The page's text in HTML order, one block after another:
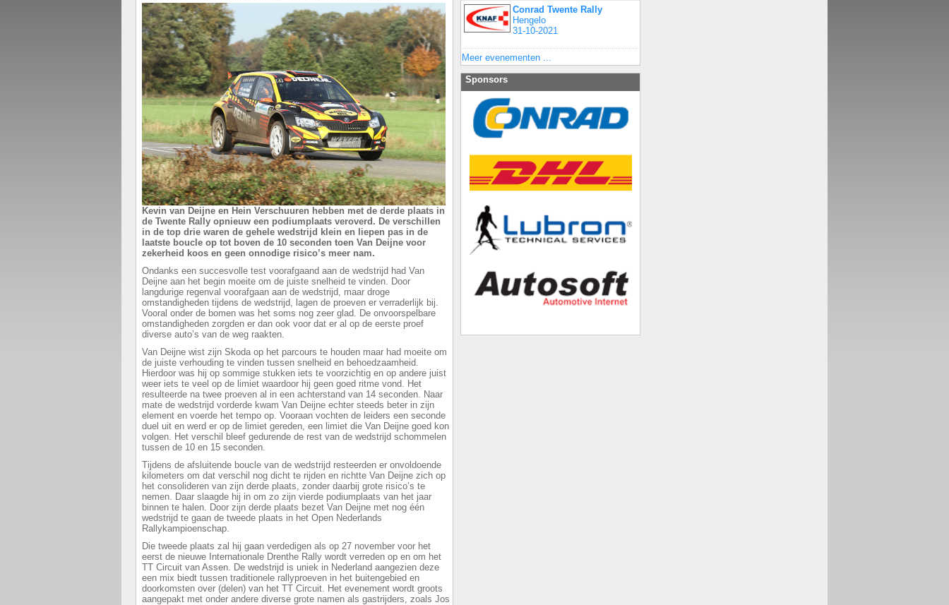
Kevin van Deijne en Hein Verschuuren hebben met de derde plaats in
de Twente Rally opnieuw een podiumplaats veroverd. De verschillen
in de top drie waren de gehele wedstrijd klein en liepen pas in de
laatste boucle op tot boven de 10 seconden toen Van Deijne voor
zekerheid koos en geen onnodige risico’s meer nam.
Ondanks een succesvolle test voorafgaand aan de wedstrijd had Van
Deijne aan het begin moeite om de juiste snelheid te vinden. Door
langdurige regenval voorafgaan aan de wedstrijd, maar droge
omstandigheden tijdens de wedstrijd, lagen de proeven er verraderlijk bij.
Vooral onder de bomen was het soms nog zeer glad. De onvoorspelbare
omstandigheden zorgden er dan ook voor dat er al op de eerste proef
diverse auto’s van de weg raakten.
Van Deijne wist zijn Skoda op het parcours te houden maar had moeite om
de juiste verhouding te vinden tussen snelheid en behoedzaamheid.
Hierdoor was hij op sommige stukken iets te voorzichtig en op andere juist
weer iets te veel op de limiet waardoor hij geen goed ritme vond. Het
resulteerde na twee proeven al in een achterstand van 14 seconden. Naar
mate de wedstrijd vorderde kwam Van Deijne echter steeds beter in zijn
element en voerde het tempo op. Vooraan vochten de leiders een seconde
duel uit en werd er op de limiet gereden, een limiet die Van Deijne goed kon
volgen. Het verschil bleef gedurende de rest van de wedstrijd schommelen
tussen de 10 en 15 seconden.
Tijdens de afsluitende boucle van de wedstrijd resteerden er onvoldoende
kilometers om dat verschil nog dicht te rijden en richtte Van Deijne zich op
het consolideren van zijn derde plaats, zonder daarbij grote risico’s te
nemen. Daar slaagde hij in om zo zijn vierde podiumplaats van het jaar
binnen te halen. Door zijn derde plaats bezet Van Deijne met nog één
wedstrijd te gaan de tweede plaats in het Open Nederlands
Rallykampioenschap.
Die tweede plaats zal hij gaan verdedigen als op 27 november voor het
eerst de nieuwe Internationale Drenthe Rally wordt verreden op en om het
TT Circuit van Assen. De wedstrijd is uniek in Nederland aangezien deze
een mix biedt tussen traditionele rallyproeven in het buitengebied en
doorkomsten over (delen) van het TT Circuit. Het evenement wordt groots
aangepakt met onder andere diverse grote namen als gastrijders, zoals Jos
Conrad Twente Rally
Hengelo
31-10-2021
Meer evenementen ...
Sponsors